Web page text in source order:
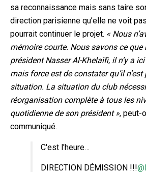
sa reconnaissance mais sans taire
direction parisienne qu’elle ne voit
pourrait continuer le projet. « Nous
mémoire courte. Nous savons ce
président Nasser Al-Khelaïfi, il n’y a
mais force est de constater qu’il n’est
situation. La situation du club
réorganisation complète à tous les
quotidienne de son président », peut-
communiqué.
C'est l'heure…
DIRECTION DÉMISSION !!!